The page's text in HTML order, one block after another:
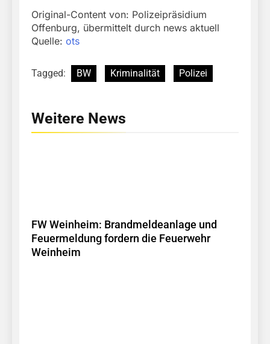
Original-Content von: Polizeipräsidium
Offenburg, übermittelt durch news aktuell
Quelle: ots
Tagged: BW Kriminalität Polizei
Weitere News
FW Weinheim: Brandmeldeanlage und
Feuermeldung fordern die Feuerwehr
Weinheim